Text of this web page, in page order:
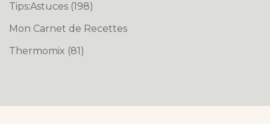
Tips:Astuces (198)
Mon Carnet de Recettes
Thermomix (81)